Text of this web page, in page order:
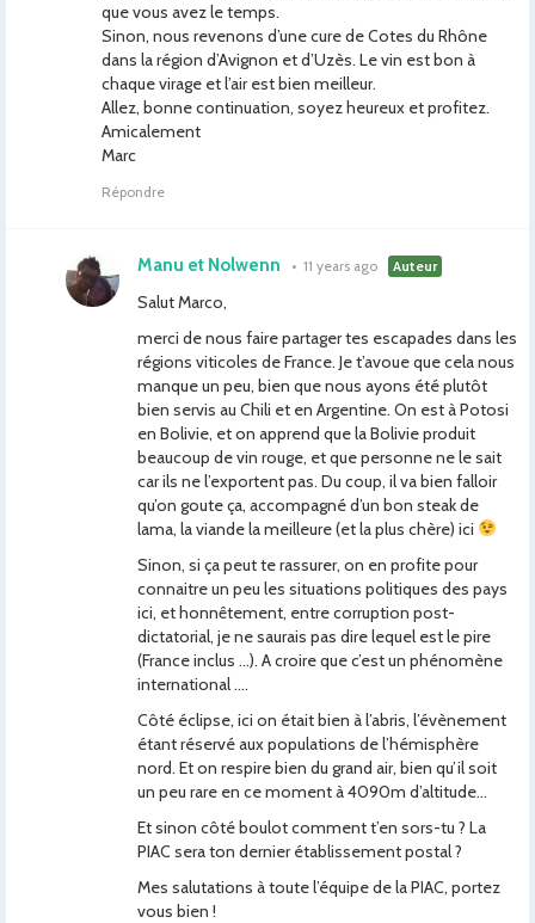
que vous avez le temps.
Sinon, nous revenons d’une cure de Cotes du Rhône
dans la région d’Avignon et d’Uzès. Le vin est bon à
chaque virage et l’air est bien meilleur.
Allez, bonne continuation, soyez heureux et profitez.
Amicalement
Marc
Répondre
Manu et Nolwenn • 11 years ago Auteur
Salut Marco,
merci de nous faire partager tes escapades dans les
régions viticoles de France. Je t’avoue que cela nous
manque un peu, bien que nous ayons été plutôt
bien servis au Chili et en Argentine. On est à Potosi
en Bolivie, et on apprend que la Bolivie produit
beaucoup de vin rouge, et que personne ne le sait
car ils ne l’exportent pas. Du coup, il va bien falloir
qu’on goute ça, accompagné d’un bon steak de
lama, la viande la meilleure (et la plus chère) ici
Sinon, si ça peut te rassurer, on en profite pour
connaitre un peu les situations politiques des pays
ici, et honnêtement, entre corruption post-
dictatorial, je ne saurais pas dire lequel est le pire
(France inclus …). A croire que c’est un phénomène
international ….
Côté éclipse, ici on était bien à l’abris, l’évènement
étant réservé aux populations de l’hémisphère
nord. Et on respire bien du grand air, bien qu’il soit
un peu rare en ce moment à 4090m d’altitude…
Et sinon côté boulot comment t’en sors-tu ? La
PIAC sera ton dernier établissement postal ?
Mes salutations à toute l’équipe de la PIAC, portez
vous bien !